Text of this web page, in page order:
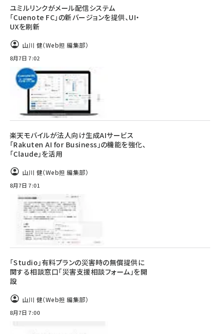
ユミルリンクがメール配信システム
「Cuenote FC」の新バージョンを提供、UI・
UXを刷新
山川 健（Web担 編集部）
8月7日 7:02
楽天モバイルが法人向け生成AIサービス
「Rakuten AI for Business」の機能を強化、
「Claude」を活用
山川 健（Web担 編集部）
8月7日 7:01
「Studio」有料プランの災害時の無償提供に
関する相談窓口「災害支援相談フォーム」を開
設
山川 健（Web担 編集部）
8月7日 7:00